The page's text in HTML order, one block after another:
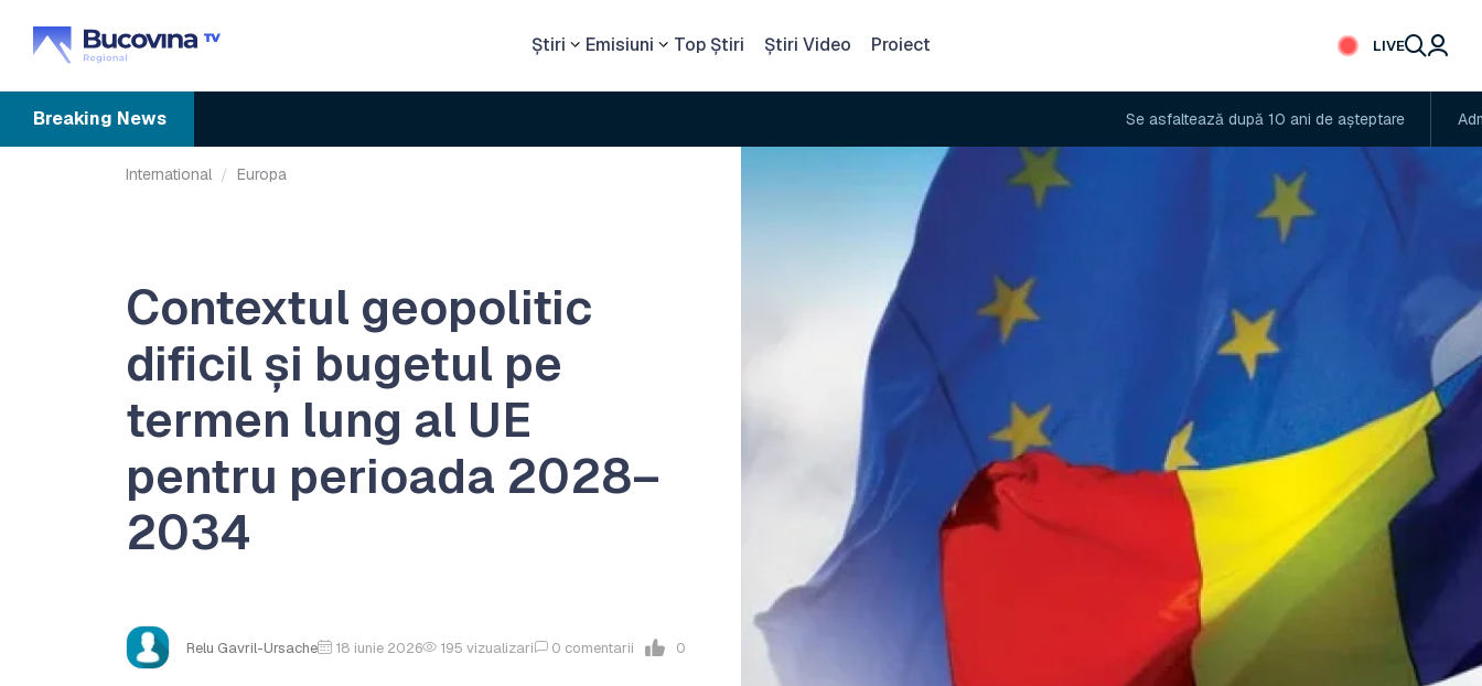
Știri Emisiuni Top Știri Știri Video Proiect LIVE
Breaking News Se asfaltează după 10 ani de așteptare
International Europa
Contextul geopolitic
dificil și bugetul pe
termen lung al UE
pentru perioada 2028–
2034
Relu Gavril-Ursache 18 iunie 2026 195 vizualizari 0 comentarii 0